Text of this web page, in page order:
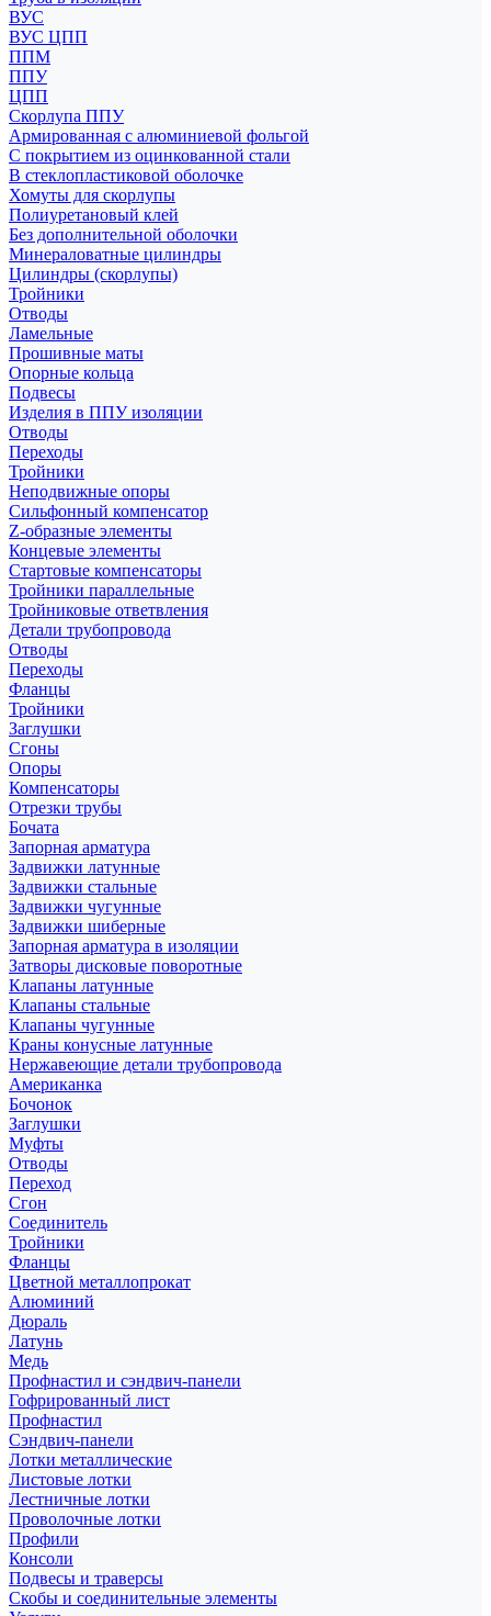
ВУС
ВУС ЦПП
ППМ
ППУ
ЦПП
Скорлупа ППУ
Армированная с алюминиевой фольгой
С покрытием из оцинкованной стали
В стеклопластиковой оболочке
Хомуты для скорлупы
Полиуретановый клей
Без дополнительной оболочки
Минераловатные цилиндры
Цилиндры (скорлупы)
Тройники
Отводы
Ламельные
Прошивные маты
Опорные кольца
Подвесы
Изделия в ППУ изоляции
Отводы
Переходы
Тройники
Неподвижные опоры
Cильфонный компенсатор
Z-образные элементы
Концевые элементы
Стартовые компенсаторы
Тройники параллельные
Тройниковые ответвления
Детали трубопровода
Отводы
Переходы
Фланцы
Тройники
Заглушки
Сгоны
Опоры
Компенсаторы
Отрезки трубы
Бочата
Запорная арматура
Задвижки латунные
Задвижки стальные
Задвижки чугунные
Задвижки шиберные
Запорная арматура в изоляции
Затворы дисковые поворотные
Клапаны латунные
Клапаны стальные
Клапаны чугунные
Краны конусные латунные
Нержавеющие детали трубопровода
Американка
Бочонок
Заглушки
Муфты
Отводы
Переход
Сгон
Соединитель
Тройники
Фланцы
Цветной металлопрокат
Алюминий
Дюраль
Латунь
Медь
Профнастил и сэндвич-панели
Гофрированный лист
Профнастил
Сэндвич-панели
Лотки металлические
Листовые лотки
Лестничные лотки
Проволочные лотки
Профили
Консоли
Подвесы и траверсы
Скобы и соединительные элементы